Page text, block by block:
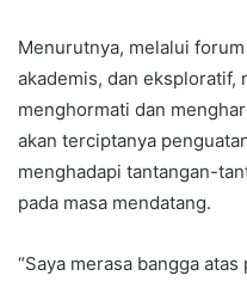
Menurutnya, melalui
akademis, dan eksploratif,
menghormati dan
akan terciptanya
menghadapi tantangan-
pada masa mendatang.
“Saya merasa bangga